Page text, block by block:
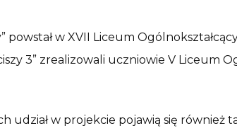
powstał w XVII Liceum
3” zrealizowali uczniowie V Liceum
udział w projekcie pojawią się również